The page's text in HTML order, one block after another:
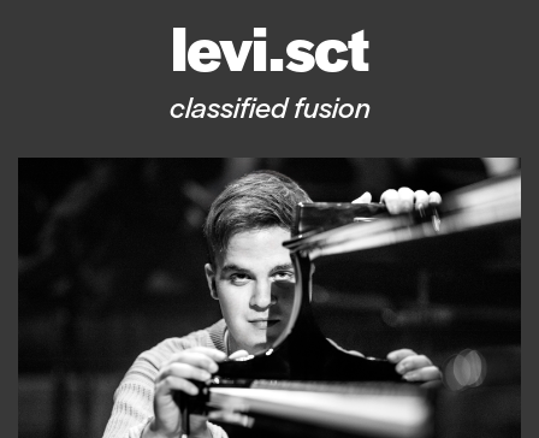
levi.sct
classified fusion